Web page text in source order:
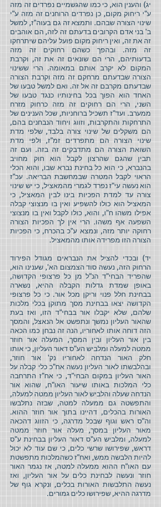
יג) והענין הוא, כי כמו שהגשמיים נפרדים זה מזה
ע"י ריחוק מקום, כן נפרדים הרוחנים זה מזה ע"י
שינוי הצורה שבהם. ותמצא זה גם בעוה"ז, למשל
ב' בני אדם הקרובים בדעתם זה לזה, הם אוהבים
זה את זה, ואין ריחוק מקום פועל עליהם שיתרחקו
זה מזה. ובהפך כשהם רחוקים זה מזה
בדעותיהם, הרי הם שונאים זה את זה, וקרבת
המקום לא יקרב אותם במאומה. הרי ששינוי
הצורה שבדעתם מרחקם זה מזה וקרבת הצורה
שבדעתם מקרבם זה אל זה. ואם למשל טבעו של
האחד הוא הפוך בכל בחינותיו כנגד טבעו של
השני, הרי הם רחוקים זה מזה כרחוק מזרח
ממערב. ועד"ז תשכיל ברוחניות, שכל הענינים של
התרחקות והתקרבות, וזווג ויחוד הנבחנים בהם,
הם משקלים של שינוי צורה בלבד, שלפי מדת
שינוי הצורה הם מתפרדים זמ"ז, ולפי מדת
השואת הצורה הם מתדבקים זה בזה. ועם זה
תבין שהגם שהרצון לקבל הוא חוק מחויב
בהנברא, כי הוא כל בחינת נברא שבו, והוא הכלי
הראוי לקבל המטרה שבמחשבת הבריאה. עכ"ז
הוא נעשה עי"ז נפרד לגמרי מהמאציל, כי יש שינוי
צורה עד למדת הפכיות בינו לבין המאציל, כי
המאציל הוא כולו להשפיע ואין בו מנצוצי קבלה
אפילו משהו ח"ו, והוא, כולו לקבל ואין בו מנצוצי
השפעה אף משהו. הרי אין לך הפכיות הצורה
רחוקה יותר מזה, ונמצא ע"כ בהכרח, כי הפכיות
הצורה הזו מפרידה אותו מהמאציל.
יד) ובכדי להציל את הנבראים מגודל הפירוד
הרחוק הזה, נעשה סוד הצמצום הא', שענינו הוא,
שהפריד הבחי"ד הנ"ל מן כל פרצופי הקדושה,
באופן שמדת גדלות הקבלה ההיא, נשארה
בבחינת חלל פנוי וריקן מכל אור. כי כל פרצופי
הקדושה יצאו בבחינת מסך מתוקן בכלי מלכות
שלהם, שלא יקבלו אור בבחי"ד הזו, ואז בעת
שהאור העליון נמשך ונתפשט אל הנאצל, והמסך
הזה דוחה אותו לאחוריו, הנה זה נבחן כמו הכאה
בין אור העליון ובין המסך, המעלה אור חוזר
ממטה למעלה ומלביש הע"ס דאור העליון, כי אותו
חלק האור הנדחה לאחוריו נק' אור חוזר,
ובהלבשתו לאור העליון נעשה אח"כ כלי קבלה על
האור העליון במקום הבחי"ד, כי אח"ז התרחבה
כלי המלכות באותו שיעור האו"ח, שהוא אור
הנדחה שעלה והלביש לאור העליון ממטה למעלה,
והתפשטה גם ממעלה למטה, שבזה נתלבשו
האורות בהכלים, דהיינו בתוך אור חוזר ההוא.
וה"ס ראש וגוף שבכל מדרגה, כי הזווג דהכאה
מאור העליון במסך, מעלה אור חוזר ממטה
למעלה, ומלביש הע"ס דאור העליון בבחינת ע"ס
דראש, שפירושו שרשי כלים, כי שם עוד לא יכול
להיות הלבשה ממש, ואח"ז כשהמלכות מתפשטת
עם האו"ח ההוא ממעלה למטה, אז נגמר האור
חוזר ונעשה לבחינת כלים על אור העליון, ואז
נעשה התלבשות האורות בכלים, ונקרא גוף של
מדרגה ההיא, שפירושו כלים גמורים.